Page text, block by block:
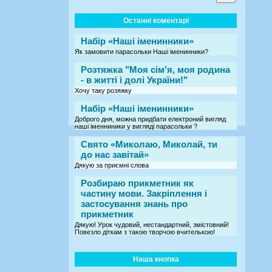
Останні коментарі
Набір «Наші іменинники»
Як замовити парасольки Наші іменинники?
Розтяжка "Моя сім'я, моя родина
- в житті і долі України!"
Хочу таку розяжку
Набір «Наші іменинники»
Доброго дня, можна придбати електроний вигляд
наші іменниники у вигляді парасольки ?
Свято «Миколаю, Миколай, ти
до нас завітай»
Дякую за приємні слова
Розбираю прикметник як
частину мови. Закріплення і
застосування знань про
прикметник
Дякую! Урок чудовий, нестандартний, змістовний!
Повезло діткам з такою творчою вчителькою!
Наша кнопка